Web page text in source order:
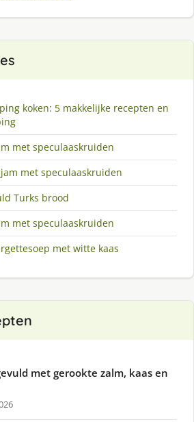
koken: 5 makkelijke recepten en
met speculaaskruiden
met speculaaskruiden
Turks brood
met speculaaskruiden
met witte kaas
met gerookte zalm, kaas en